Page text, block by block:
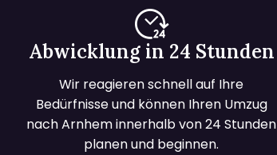
Abwicklung in 24 Stunden
Wir reagieren schnell auf Ihre
Bedürfnisse und können Ihren Umzug
nach Arnhem innerhalb von 24 Stunden
planen und beginnen.